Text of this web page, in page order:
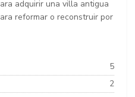
adquirir una villa antigua
reformar o reconstruir por
5
2